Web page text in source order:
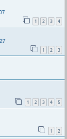
1 2 3 4
1 2 3
1 2 3 4 5
1 2